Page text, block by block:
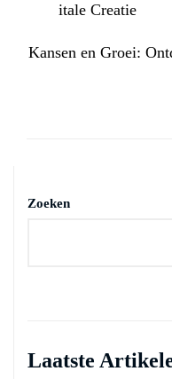
itale Creatie
Kansen en Groei:
Zoeken
Laatste